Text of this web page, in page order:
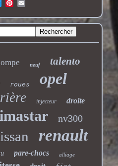
neuf talento
roues opel
injecteur droite
nv300
renault
pare-chocs alliage